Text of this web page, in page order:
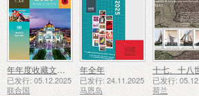
年年度收藏文件夹（纽约）
已发行: 05.12.2025
联合国
年全年
已发行: 24.11.2025
马恩岛
已发行:
荷兰